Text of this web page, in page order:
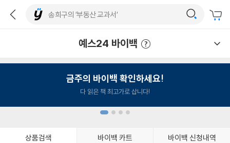
예스24 바이백
금주의 바이백 확인하세요!
다 읽은 책 최고가로 삽니다!
상품검색 바이백 카트 바이백 신청내역